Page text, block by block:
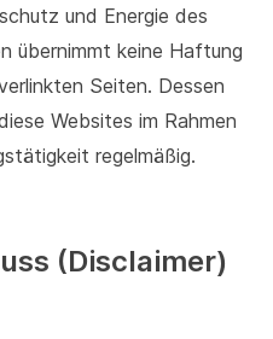
und Energie des
übernimmt keine Haftung
Seiten. Dessen
Websites im Rahmen
regelmäßig.
(Disclaimer)